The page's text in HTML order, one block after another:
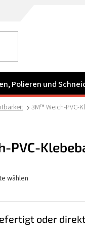
Polieren und
3M™ Weich-PVC-
oder
PVC-
wählen